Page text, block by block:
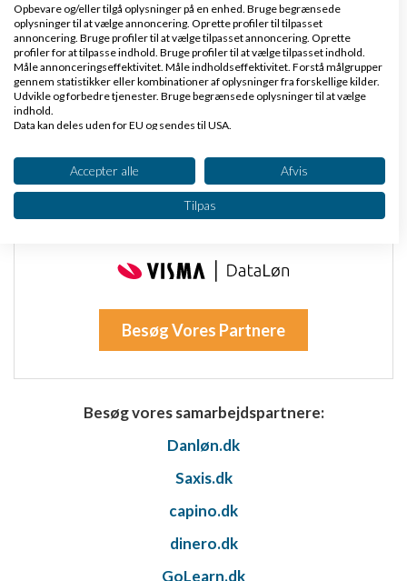
Besøg Vores Partnere
Besøg vores samarbejdspartnere:
Danløn.dk
Saxis.dk
capino.dk
dinero.dk
GoLearn.dk
Opbevare og/eller tilgå oplysninger på en enhed. Bruge begrænsede
oplysninger til at vælge annoncering. Oprette profiler til tilpasset
annoncering. Bruge profiler til at vælge tilpasset annoncering. Oprette
profiler for at tilpasse indhold. Bruge profiler til at vælge tilpasset indhold.
Måle annonceringseffektivitet. Måle indholdseffektivitet. Forstå målgrupper
gennem statistikker eller kombinationer af oplysninger fra forskellige kilder.
Udvikle og forbedre tjenester. Bruge begrænsede oplysninger til at vælge
indhold.
Data kan deles uden for EU og sendes til USA.
Se partnerliste (2 IAB-leverandører)
Vi bruger dine data til følgende formål:
IAB's behandlingsformål:
annoncering
Oprette profiler til tilpasset annoncering
Oprette profiler for at tilpasse indhold
Bruge profiler til at vælge tilpasset indhold
Måle annonceringseffektivitet
Måle indholdseffektivitet
Accepter alle Afvis
Tilpas